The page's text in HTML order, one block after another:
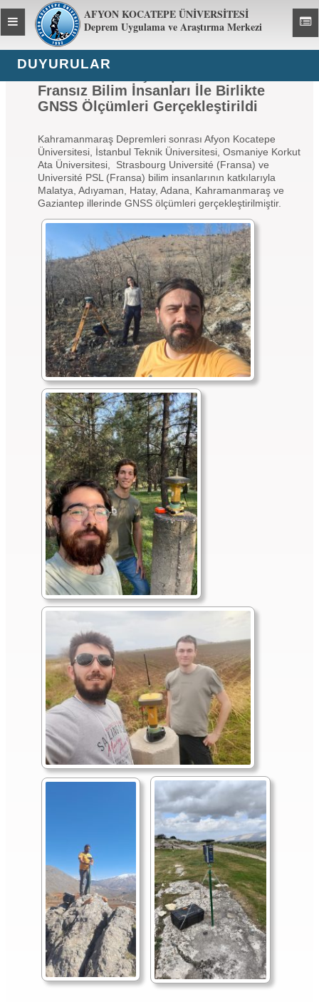
AFYON KOCATEPE ÜNİVERSİTESİ
Deprem Uygulama ve Araştırma Merkezi
Toggle
global
navigation
DUYURULAR
Fransız Bilim İnsanları İle Birlikte
GNSS Ölçümleri Gerçekleştirildi
Kahramanmaraş Depremleri sonrası Afyon Kocatepe
Üniversitesi, İstanbul Teknik Üniversitesi, Osmaniye Korkut
Ata Üniversitesi, Strasbourg Université (Fransa) ve
Université PSL (Fransa) bilim insanlarının katkılarıyla
Malatya, Adıyaman, Hatay, Adana, Kahramanmaraş ve
Gaziantep illerinde GNSS ölçümleri gerçekleştirilmiştir.